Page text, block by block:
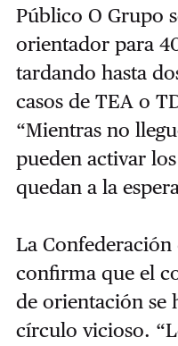
Público O Grupo
orientador para
tardando hasta
casos de TEA o
“Mientras no
pueden activar
quedan a la
La Confederación
confirma que el
de orientación se
círculo vicioso.